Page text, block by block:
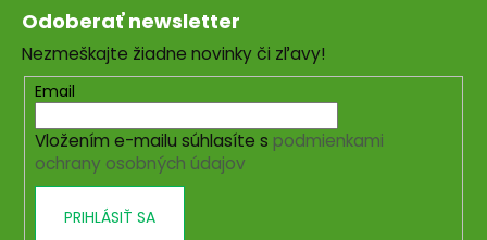
Odoberať newsletter
Nezmeškajte žiadne novinky či zľavy!
Email
Vložením e-mailu súhlasíte s podmienkami
ochrany osobných údajov
PRIHLÁSIŤ SA